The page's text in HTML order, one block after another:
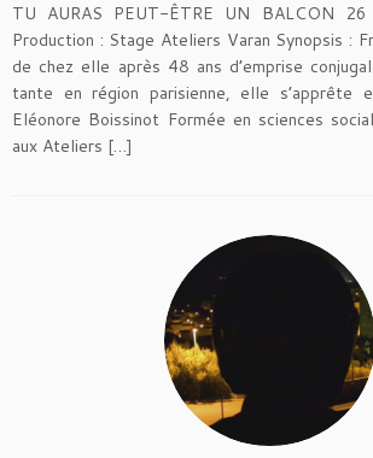
TU AURAS PEUT-ÊTRE UN BALCON
Production : Stage Ateliers Varan Synopsis :
de chez elle après 48 ans d’emprise
tante en région parisienne, elle s’apprête
Eléonore Boissinot Formée en sciences
aux Ateliers […]